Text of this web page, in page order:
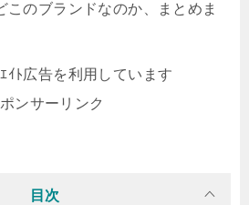
このブランドなのか、まとめま
ｲﾄ広告を利用しています
ンサーリンク
目次